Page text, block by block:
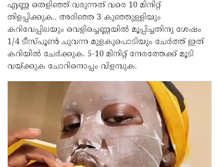
എണ്ണ തെളിഞ്ഞ് വരുന്നത് വരെ 10 മിനിറ്റ്
തിളപ്പിക്കുക.. അരിഞ്ഞ 3 കുഞ്ഞുള്ളിയും
കറിവേപ്പിലയും വെളിച്ചെണ്ണയിൽ മൂപ്പിച്ചതിനു ശേഷം
1/4 ടീസ്പൂൺ ചുവന്ന മുളകുപൊടിയും ചേർത്ത് ഇത്
കറിയിൽ ചേർക്കുക. 5-10 മിനിറ്റ് നേരത്തേക്ക് മൂടി
വയ്ക്കുക ചോറിനൊപ്പം വിളമ്പുക.